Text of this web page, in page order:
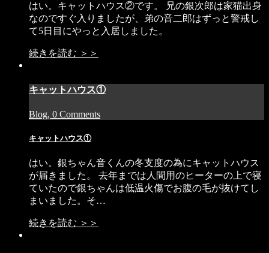
はい。キャットハウス②です。 兄の銀次郎は家猫出身
なのですぐ入りましたが、弟の音二郎はずっと警戒し
て5日目にやっと入居しました。
続きを読む ＞＞
キャットハウス①
Blog, 0 Comments
キャットハウス①
はい。銀ちゃん音くんの冬支度の為にキャットハウス
が届きました。 去年までは人間用のヒーターの上で寝
ていたので銀ちゃんは低温火傷でお腹の毛が抜けてし
まいました。そ…
続きを読む ＞＞